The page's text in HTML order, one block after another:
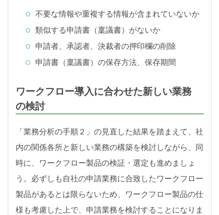
不要な情報や重複する情報が含まれていないか
類似する申請書（稟議書）がないか
申請者、承認者、決裁者の押印欄の削除
申請書（稟議書）の保存方法、保存期間
ワークフロー導入に合わせた新しい業務
の検討
「業務分析の手順２」の見直した結果を踏まえて、社
内の関係各所と新しい業務の構築を検討しながら、同
時に、ワークフロー製品の検証・選定も進めましょ
う。必ずしも自社の申請業務に合致したワークフロー
製品があるとは限らないため、ワークフロー製品の仕
様も考慮した上で、申請業務を検討することになりま